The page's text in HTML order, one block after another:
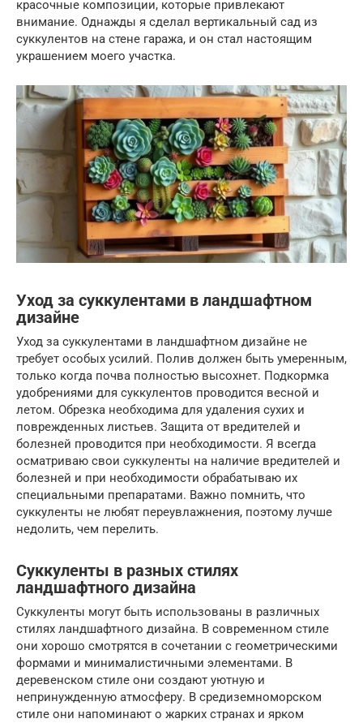
красочные композиции, которые привлекают
внимание. Однажды я сделал вертикальный сад из
суккулентов на стене гаража, и он стал настоящим
украшением моего участка.
Уход за суккулентами в ландшафтном
дизайне
Уход за суккулентами в ландшафтном дизайне не
требует особых усилий. Полив должен быть умеренным,
только когда почва полностью высохнет. Подкормка
удобрениями для суккулентов проводится весной и
летом. Обрезка необходима для удаления сухих и
поврежденных листьев. Защита от вредителей и
болезней проводится при необходимости. Я всегда
осматриваю свои суккуленты на наличие вредителей и
болезней и при необходимости обрабатываю их
специальными препаратами. Важно помнить, что
суккуленты не любят переувлажнения, поэтому лучше
недолить, чем перелить.
Суккуленты в разных стилях
ландшафтного дизайна
Суккуленты могут быть использованы в различных
стилях ландшафтного дизайна. В современном стиле
они хорошо смотрятся в сочетании с геометрическими
формами и минималистичными элементами. В
деревенском стиле они создают уютную и
непринужденную атмосферу. В средиземноморском
стиле они напоминают о жарких странах и ярком